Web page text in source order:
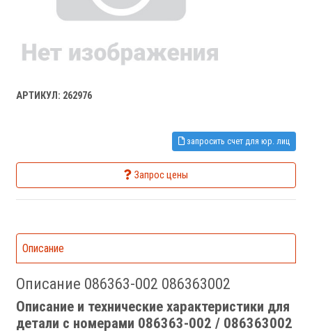
АРТИКУЛ: 262976
запросить счет для юр. лиц
Запрос цены
Описание
Описание 086363-002 086363002
Описание и технические характеристики для
детали с номерами 086363-002 / 086363002